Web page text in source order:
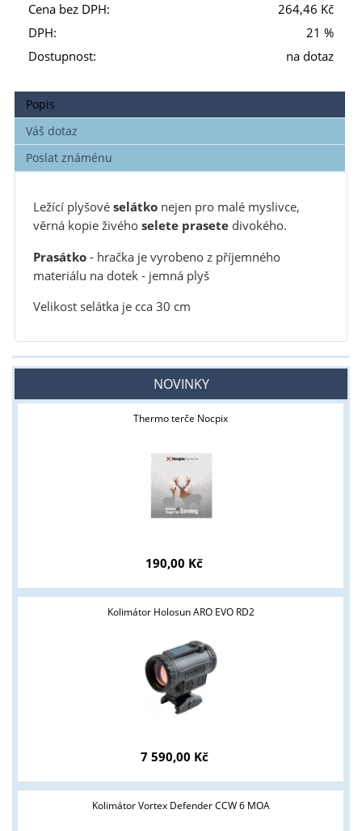
Cena bez DPH:
264,46 Kč
DPH:
21 %
Dostupnost:
na dotaz
Popis
Váš dotaz
Poslat známénu
Ležící plyšovéselátkonejen pro malé myslivce,
věrná kopie živéhoselete prasetedivokého.
Prasátko- hračka je vyrobeno z příjemného
materiálu na dotek - jemná plyš
Velikost selátka je cca 30 cm
NOVINKY
Thermo terče Nocpix
190,00 Kč
Kolimátor Holosun ARO EVO RD2
7 590,00 Kč
Kolimátor Vortex Defender CCW 6 MOA